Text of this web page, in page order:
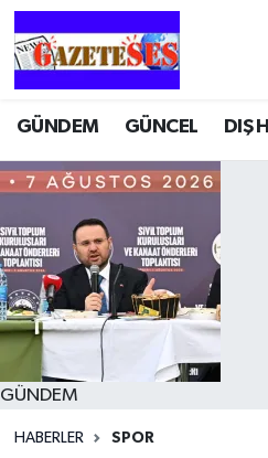
GÜNDEM GÜNCEL DIŞ
GÜNDEM
HABERLER SPOR